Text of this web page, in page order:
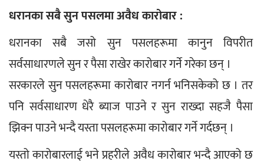
धरानका सबै सुन पसलमा अवैध कारोबार :
धरानका सबै जसो सुन पसलहरूमा कानुन विपरीत
सर्वसाधारणले सुन र पैसा राखेर कारोबार गर्ने गरेका छन् ।
सरकारले सुन पसलहरूमा कारोबार नगर्न भनिसकेको छ । तर
पनि सर्वसाधारण धेरै ब्याज पाउने र सुन राख्दा सहजै पैसा
झिक्न पाउने भन्दै यस्ता पसलहरूमा कारोबार गर्ने गर्दछन् ।
यस्तो कारोबारलाई भने प्रहरीले अवैध कारोबार भन्दै आएको छ